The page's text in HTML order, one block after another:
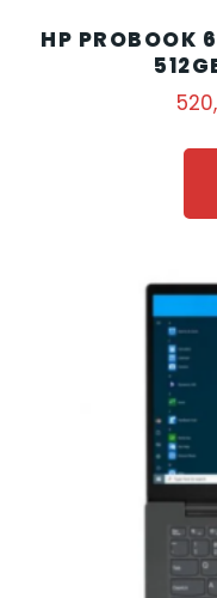
HP PROBOOK